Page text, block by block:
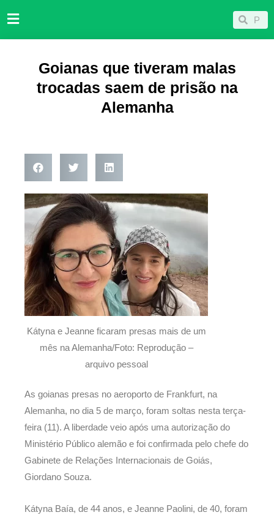
para
Pesquisar
Goianas que tiveram malas
trocadas saem de prisão na
Alemanha
Kátyna e Jeanne ficaram presas mais de um
mês na Alemanha/Foto: Reprodução –
arquivo pessoal
As goianas presas no aeroporto de Frankfurt, na
Alemanha, no dia 5 de março, foram soltas nesta terça-
feira (11). A liberdade veio após uma autorização do
Ministério Público alemão e foi confirmada pelo chefe do
Gabinete de Relações Internacionais de Goiás,
Giordano Souza.
Kátyna Baía, de 44 anos, e Jeanne Paolini, de 40, foram